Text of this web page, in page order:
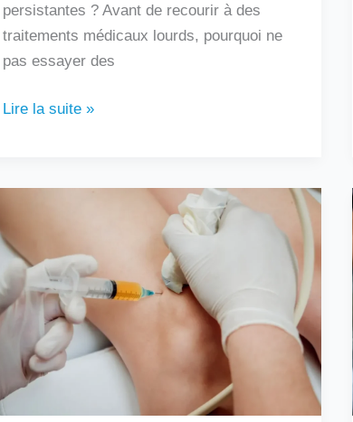
persistantes ? Avant de recourir à des
traitements médicaux lourds, pourquoi ne
pas essayer des
Lire la suite »
de
combien
de
temps
une
infiltration
fait